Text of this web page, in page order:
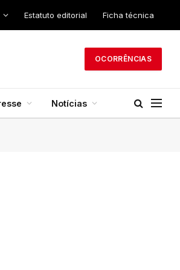
Estatuto editorial Ficha técnica
OCORRÊNCIAS
Notícias